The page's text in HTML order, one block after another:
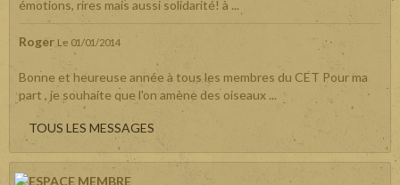
émotions, rires mais aussi solidarité! à ...
Roger Le 01/01/2014
Bonne et heureuse année à tous les membres du CET Pour ma
part , je souhaite que l'on amène des oiseaux ...
TOUS LES MESSAGES